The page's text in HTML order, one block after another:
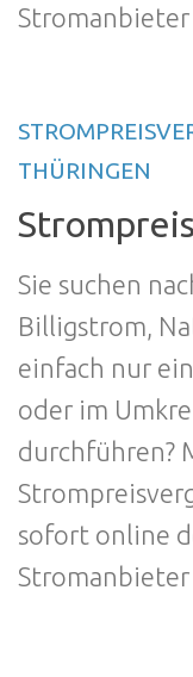
Stromanbieter
THÜRINGEN
Sie suchen
Billigstrom,
einfach nur
oder im
durchführen?
sofort online
Stromanbieter